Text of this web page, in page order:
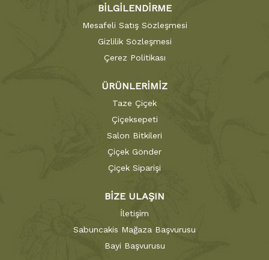
BİLGİLENDİRME
Mesafeli Satış Sözleşmesi
Gizlilik Sözleşmesi
Çerez Politikası
ÜRÜNLERİMİZ
Taze Çiçek
Çiçeksepeti
Salon Bitkileri
Çiçek Gönder
Çiçek Siparişi
BİZE ULAŞIN
İletişim
Sabuncakis Mağaza Başvurusu
Bayi Başvurusu